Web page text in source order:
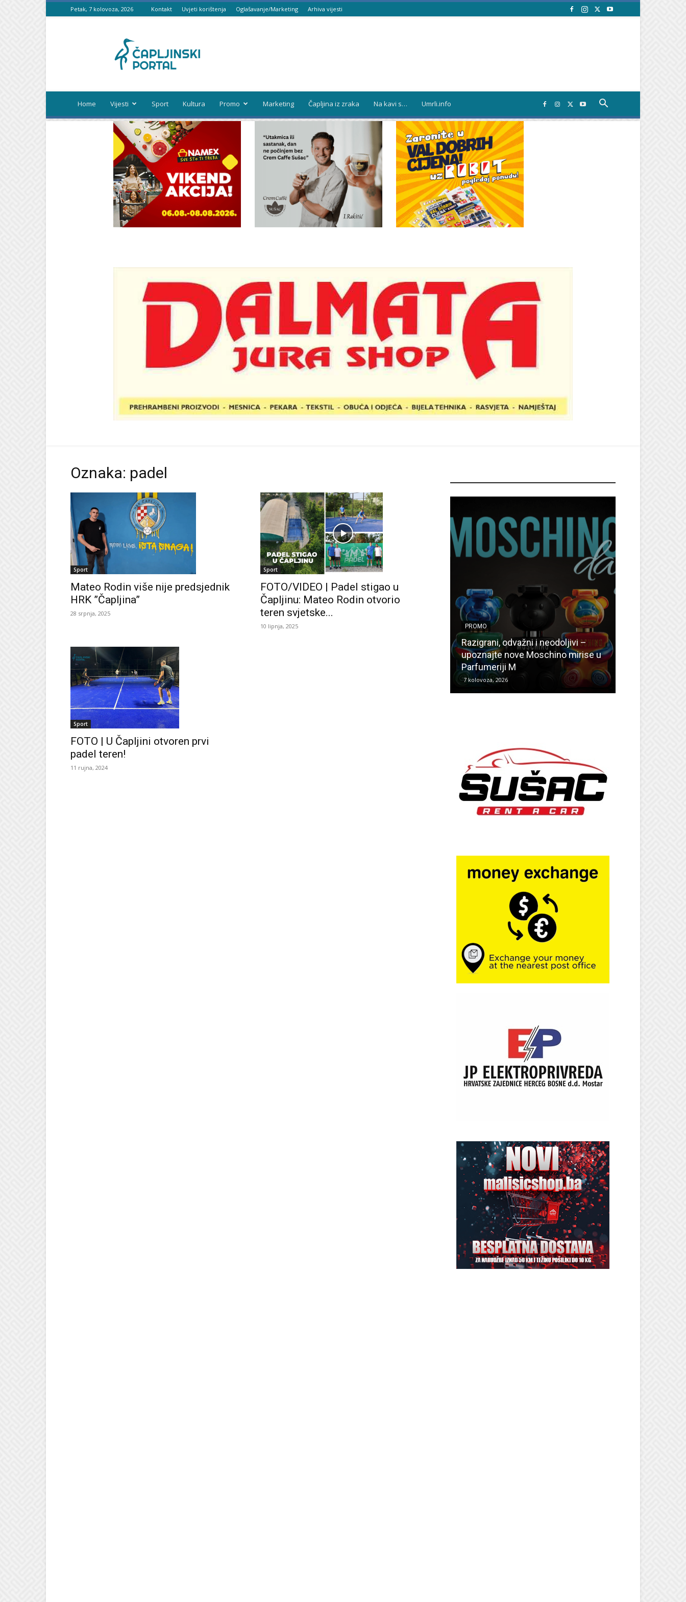
Petak, 7 kolovoza, 2026 Kontakt Uvjeti korištenja Oglašavanje/Marketing Arhiva vijesti
portal
Home Vijesti Sport Kultura Promo Marketing Čapljina iz zraka Na kavi s… Umrli.info
Oznaka: padel
Sport
Mateo Rodin više nije predsjednik
HRK ”Čapljina”
28 srpnja, 2025
Sport
FOTO/VIDEO | Padel stigao u
Čapljinu: Mateo Rodin otvorio
teren svjetske...
10 lipnja, 2025
Sport
FOTO | U Čapljini otvoren prvi
padel teren!
11 rujna, 2024
PROMO
Razigrani, odvažni i neodoljivi –
upoznajte nove Moschino mirise u
Parfumeriji M
7 kolovoza, 2026